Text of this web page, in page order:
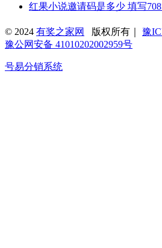
红果小说邀请码是多少 填写
© 2024 有奖之家网 版权所有｜ 豫
豫公网安备 41010202002959号
号易分销系统